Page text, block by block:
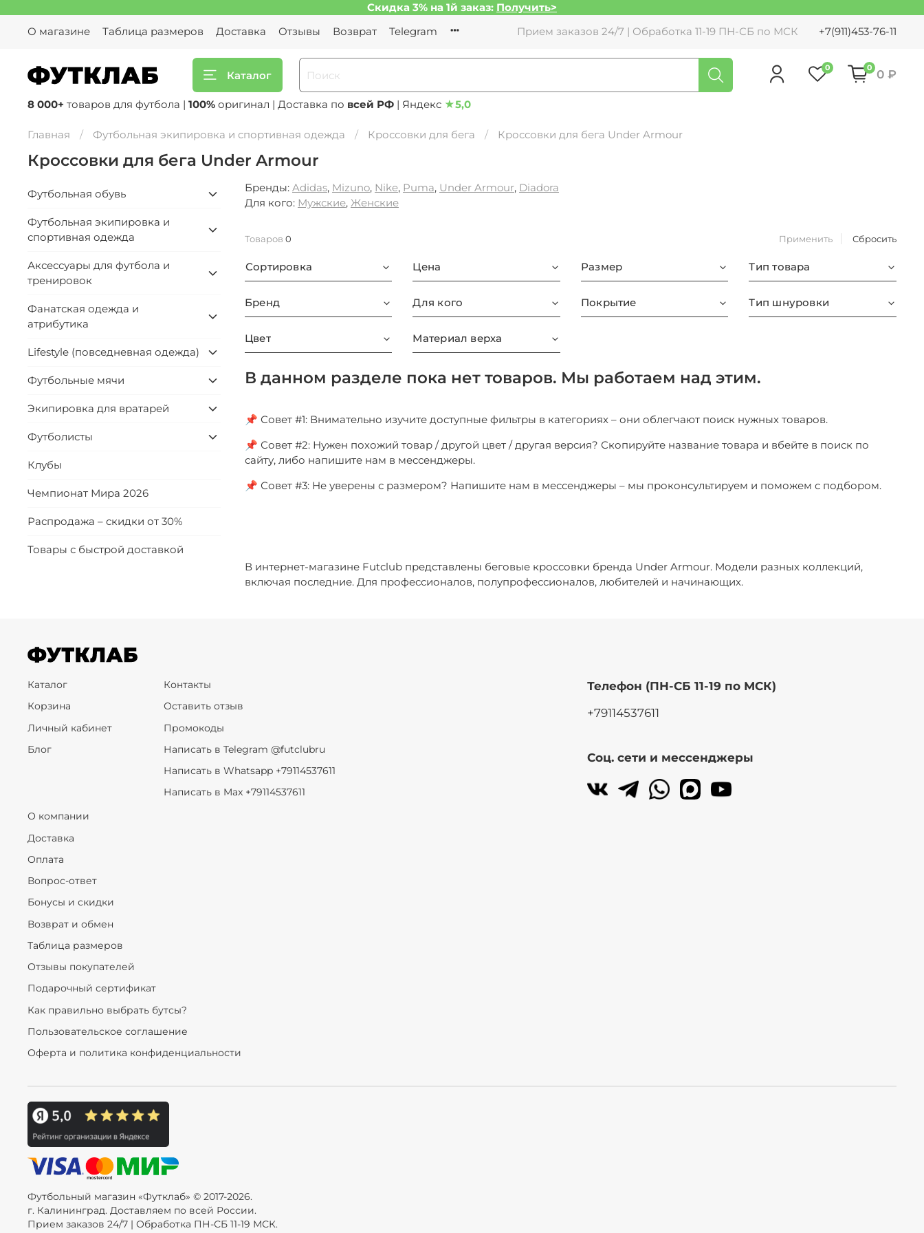
Скидка 3% на 1й заказ: Получить>
О магазине
Таблица размеров Доставка Отзывы Возврат Telegram Прием заказов 24/7 | Обработка 11-19 ПН-СБ по МСК +7(911)453-76-11
Каталог
0 0 0 ₽
8 000+ товаров для футбола | 100% оригинал | Доставка по всей РФ | Яндекс ★5,0
Главная Футбольная экипировка и спортивная одежда Кроссовки для бега Кроссовки для бега Under Armour
Кроссовки для бега Under Armour
Бренды: Adidas, Mizuno, Nike, Puma, Under Armour, Diadora
Для кого: Мужские, Женские
Товаров 0 Применить Сбросить
Сортировка Цена Размер Тип товара
Бренд Для кого Покрытие Тип шнуровки
Цвет Материал верха
В данном разделе пока нет товаров. Мы работаем над этим.
📌 Совет #1: Внимательно изучите доступные фильтры в категориях – они облегчают поиск нужных товаров.
📌 Совет #2: Нужен похожий товар / другой цвет / другая версия? Скопируйте название товара и вбейте в поиск по
сайту, либо напишите нам в мессенджеры.
📌 Совет #3: Не уверены с размером? Напишите нам в мессенджеры – мы проконсультируем и поможем с подбором.
В интернет-магазине Futclub представлены беговые кроссовки бренда Under Armour. Модели разных коллекций,
включая последние. Для профессионалов, полупрофессионалов, любителей и начинающих.
Футбольная обувь
Футбольная экипировка и
спортивная одежда
Аксессуары для футбола и
тренировок
Фанатская одежда и
атрибутика
Lifestyle (повседневная одежда)
Футбольные мячи
Экипировка для вратарей
Футболисты
Клубы
Чемпионат Мира 2026
Распродажа – скидки от 30%
Товары с быстрой доставкой
Каталог
Корзина
Личный кабинет
Блог
Контакты
Оставить отзыв
Промокоды
Написать в Telegram @futclubru
Написать в Whatsapp +79114537611
Написать в Max +79114537611
О компании
Доставка
Оплата
Вопрос-ответ
Бонусы и скидки
Возврат и обмен
Таблица размеров
Отзывы покупателей
Подарочный сертификат
Как правильно выбрать бутсы?
Пользовательское соглашение
Оферта и политика конфиденциальности
Телефон (ПН-СБ 11-19 по МСК)
+79114537611
Соц. сети и мессенджеры
Футбольный магазин «Футклаб» © 2017-2026.
г. Калининград. Доставляем по всей России.
Прием заказов 24/7 | Обработка ПН-СБ 11-19 МСК.